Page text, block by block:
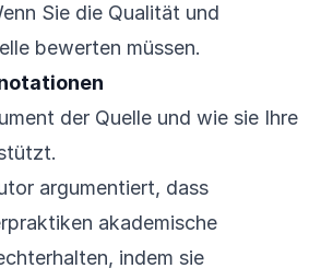
Sie die Qualität und
bewerten müssen.
der Quelle und wie sie Ihre
argumentiert, dass
akademische
indem sie